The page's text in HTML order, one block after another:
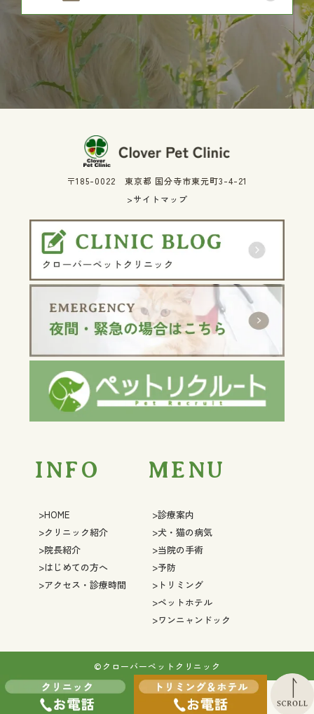
〒185-0022 東京都 国分寺市東元町3-4-21
>サイトマップ
INFO
>HOME
>クリニック紹介
>院長紹介
>はじめての方へ
>アクセス・診療時間
MENU
>診療案内
>犬・猫の病気
>当院の手術
>予防
>トリミング
>ペットホテル
>ワンニャンドック
©︎クローバーペットクリニック